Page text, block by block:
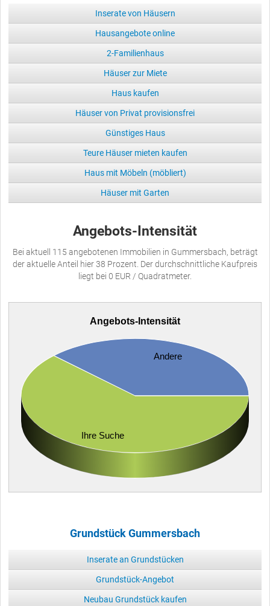
Inserate von Häusern
Hausangebote online
2-Familienhaus
Häuser zur Miete
Haus kaufen
Häuser von Privat provisionsfrei
Günstiges Haus
Teure Häuser mieten kaufen
Haus mit Möbeln (möbliert)
Häuser mit Garten
Angebots-Intensität
Bei aktuell 115 angebotenen Immobilien in Gummersbach, beträgt
der aktuelle Anteil hier 38 Prozent. Der durchschnittliche Kaufpreis
liegt bei 0 EUR / Quadratmeter.
Angebots-Intensität
Ihre Suche
Andere
Grundstück Gummersbach
Inserate an Grundstücken
Grundstück-Angebot
Neubau Grundstück kaufen